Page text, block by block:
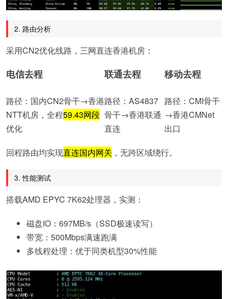
2. 路由分析
采用CN2优化线路，三网直连香港机房：
电信去程
路径：国内CN2骨干→香港
NTT机房，全程59.43网段
优化
联通去程
路径：AS4837
骨干→香港联通
直连
移动去程
路径：CMI骨干
→香港CMNet
出口
回程路由均实现直连国内网关 ，无跨区域绕行。
3. 性能测试
搭载AMD EPYC 7K62处理器，实测：
磁盘IO：697MB/s（SSD极速读写）
带宽：500Mbps满速跑满
多线程处理：优于同类机型30%性能